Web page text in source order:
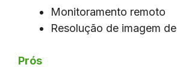
Monitoramento remoto
Resolução de imagem
Prós